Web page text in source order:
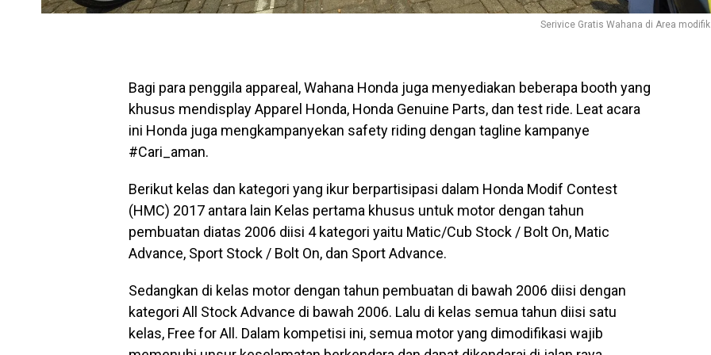
Serivice Gratis Wahana di Area
Bagi para penggila appareal, Wahana Honda juga menyediakan beberapa booth yang
khusus mendisplay Apparel Honda, Honda Genuine Parts, dan test ride. Leat acara
ini Honda juga mengkampanyekan safety riding dengan tagline kampanye
#Cari_aman.
Berikut kelas dan kategori yang ikur berpartisipasi dalam Honda Modif Contest
(HMC) 2017 antara lain Kelas pertama khusus untuk motor dengan tahun
pembuatan diatas 2006 diisi 4 kategori yaitu Matic/Cub Stock / Bolt On, Matic
Advance, Sport Stock / Bolt On, dan Sport Advance.
Sedangkan di kelas motor dengan tahun pembuatan di bawah 2006 diisi dengan
kategori All Stock Advance di bawah 2006. Lalu di kelas semua tahun diisi satu
kelas, Free for All. Dalam kompetisi ini, semua motor yang dimodifikasi wajib